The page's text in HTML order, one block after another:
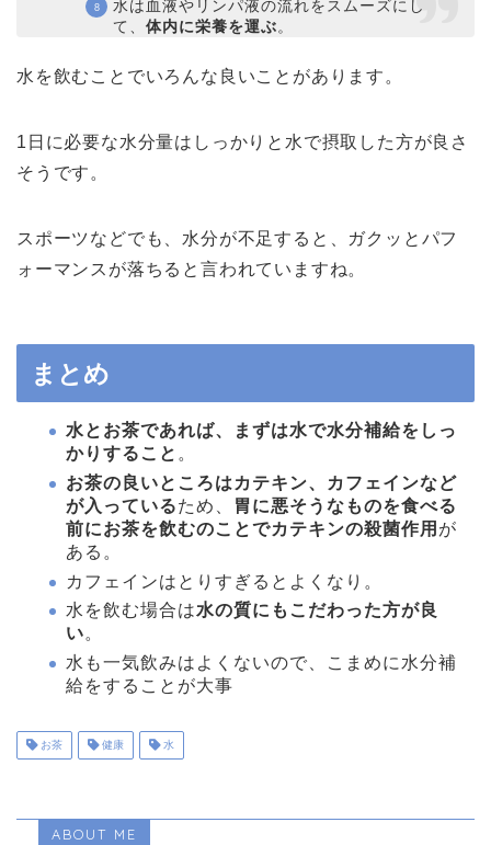
水は血液やリンパ液の流れをスムーズにし
て、体内に栄養を運ぶ。
水を飲むことでいろんな良いことがあります。
1日に必要な水分量はしっかりと水で摂取した方が良さ
そうです。
スポーツなどでも、水分が不足すると、ガクッとパフ
ォーマンスが落ちると言われていますね。
まとめ
水とお茶であれば、まずは水で水分補給をしっ
かりすること 。
お茶の良いところはカテキン、カフェインなど
が入っているため、
胃に悪そうなものを食べる
前にお茶を飲むのことでカテキンの殺菌作用 が
ある。
カフェインはとりすぎるとよくなり。
水を飲む場合は水の質にもこだわった方が良
い。
水も一気飲みはよくないので、こまめに水分補
給をすることが大事
お茶 健康 水
ABOUT ME